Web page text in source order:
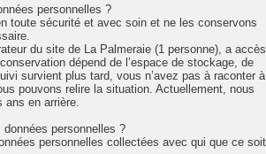
personnelles ?
toute sécurité et avec soin et ne les conservons
du site de La Palmeraie (1 personne), a accès
dépend de l’espace de stockage, de
survient plus tard, vous n’avez pas à raconter à
pouvons relire la situation. Actuellement, nous
ans en arrière.
personnelles ?
personnelles collectées avec qui que ce